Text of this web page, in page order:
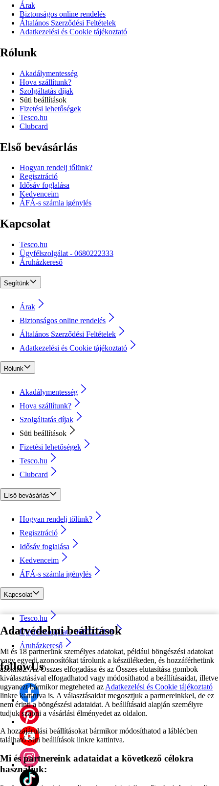
Adatvédelmi beállítások
Mi és 18 partnerünk személyes adatokat, például böngészési adatokat
vagy egyedi azonosítókat tárolunk a készülékeden, és hozzáférhetünk
azokhoz. Az Összes elfogadása és az Összes elutasítása gombok
kiválasztásával elfogadhatod vagy módosíthatod a beállításaidat, illetve
ugyanezt bármikor megteheted az Adatkezelési és Cookie tájékoztató
linkre kattintva is. A választásaidat megosztjuk a partnereinkkel, de ez
nem érinti a böngészési adataidat. A beállításaid alapján személyre
tudjuk szabni a vásárlási élményedet az oldalon.
A hozzájárulási beállításokat bármikor módosíthatod a láblécben
található Süti beállítások linkre kattintva.
Mi és partnereink adataidat a következő célokra
használjuk:
Árak
Biztonságos online rendelés
Általános Szerződési Feltételek
Adatkezelési és Cookie tájékoztató
Rólunk
Akadálymentesség
Hova szállítunk?
Szolgáltatás díjak
Süti beállítások
Fizetési lehetőségek
Tesco.hu
Clubcard
Első bevásárlás
Hogyan rendelj tőlünk?
Regisztráció
Idősáv foglalása
Kedvenceim
ÁFÁ-s számla igénylés
Kapcsolat
Tesco.hu
Ügyfélszolgálat - 0680222333
Áruházkereső
Segítünk
Árak
Biztonságos online rendelés
Általános Szerződési Feltételek
Adatkezelési és Cookie tájékoztató
Rólunk
Akadálymentesség
Hova szállítunk?
Szolgáltatás díjak
Süti beállítások
Fizetési lehetőségek
Tesco.hu
Clubcard
Első bevásárlás
Hogyan rendelj tőlünk?
Regisztráció
Idősáv foglalása
Kedvenceim
ÁFÁ-s számla igénylés
Kapcsolat
Tesco.hu
Ügyfélszolgálat - 0680222333
Áruházkereső
followUs